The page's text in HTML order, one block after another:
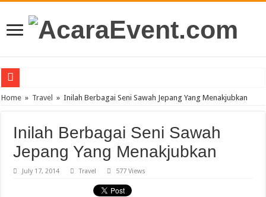
PT Teras Osong Indonesia Ramaikan Industri Kecantikan Korea di Indonesia
Gun N’ Roses Kembali Guncang Jakarta!
Posh Markt Vol. 3
Be3 “Dua Lima”
Home » Travel » Inilah Berbagai Seni Sawah Jepang Yang Menakjubkan
Inilah Berbagai Seni Sawah
Jepang Yang Menakjubkan
July 17, 2014 Travel 577 Views